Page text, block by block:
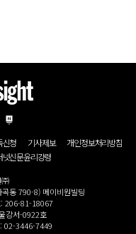
신청 기사제보
개인정보처리방침
넷신문윤리강령
㈜
동 790-8) 메이비원빌딩
: 206-81-18067
강서-0922호
02-3446-7449